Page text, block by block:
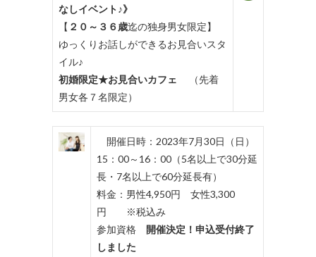
なしイベント♪》
【 ２０～３６歳迄の独身男女限定】
ゆっくりお話しができるお見合いスタ
イル♪
初婚限定★お見合いカフェ
（先着
男女各７名限定）
開催日時：2023年7月30日（日）
15：00～16：00（5名以上で30分延
長・7名以上で60分延長有）
料金：男性4,950円 女性3,300
円 ※税込み
参加資格
開催決定！申込受付終了
しました